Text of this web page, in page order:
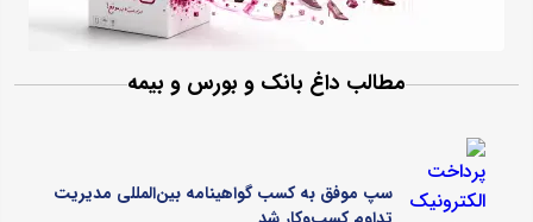
مطالب داغ بانک و بورس و بیمه
سپ موفق به کسب گواهینامه بین‌المللی مدیریت